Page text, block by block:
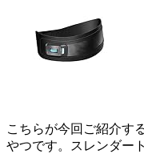
こちらが今回ご紹介す
やつです。スレンダー